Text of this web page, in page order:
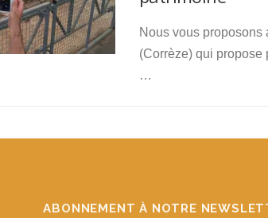
Nous vous proposons
(Corrèze) qui
…
ABONNEMENT À NOTRE